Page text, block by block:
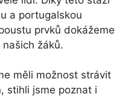
a portugalskou
prvků dokážeme
žáků.
měli možnost strávit
stihli jsme poznat i